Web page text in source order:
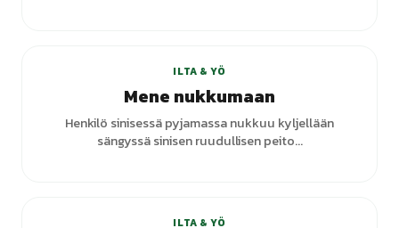
ILTA & YÖ
Mene nukkumaan
Henkilö sinisessä pyjamassa nukkuu kyljellään
sängyssä sinisen ruudullisen peito...
ILTA & YÖ